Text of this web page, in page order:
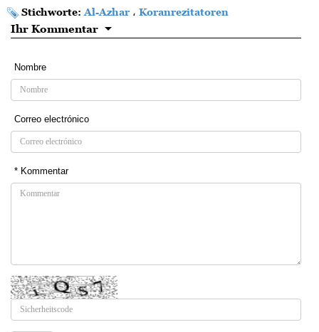
Stichworte: Al-Azhar ، Koranrezitatoren
Ihr Kommentar
Nombre
Correo electrónico
* Kommentar